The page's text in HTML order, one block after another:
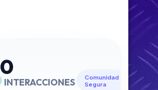
0
INTERACCIONES
Comunidad
Segura